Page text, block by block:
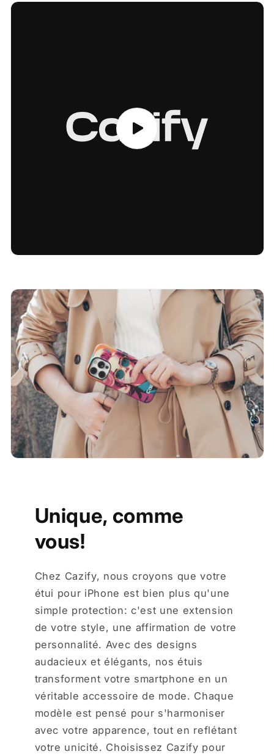
Unique, comme
vous!
Chez Cazify, nous croyons que votre
étui pour iPhone est bien plus qu'une
simple protection: c'est une extension
de votre style, une affirmation de votre
personnalité. Avec des designs
audacieux et élégants, nos étuis
transforment votre smartphone en un
véritable accessoire de mode. Chaque
modèle est pensé pour s'harmoniser
avec votre apparence, tout en reflétant
votre unicité. Choisissez Cazify pour